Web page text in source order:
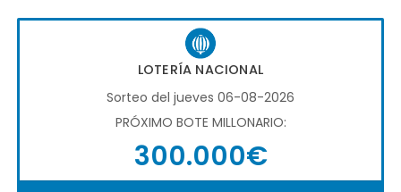
LOTERÍA NACIONAL
Sorteo del jueves 06-08-2026
PRÓXIMO BOTE MILLONARIO:
300.000€